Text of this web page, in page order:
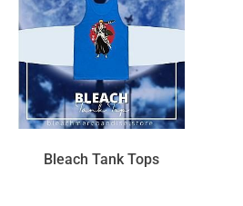
Bleach Tank Tops